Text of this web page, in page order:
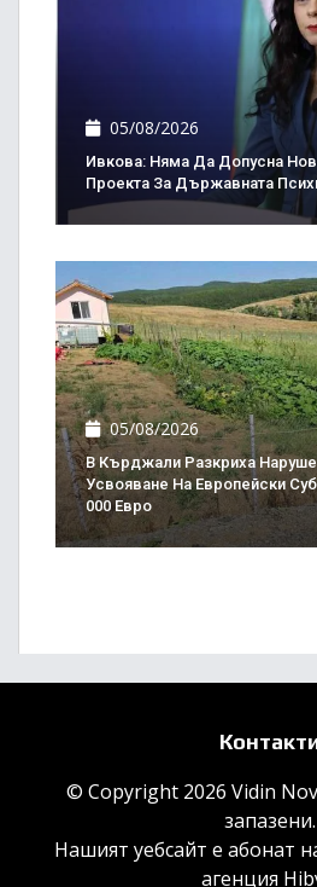
05/08/2026
Ивкова: Няма Да Допусна
Проекта За Държавната
05/08/2026
В Кърджали Разкриха
Усвояване На Европейски
000 Евро
© Copyright 2026 Vidin
запазени.
Нашият уебсайт е абонат
агенция